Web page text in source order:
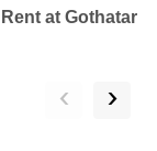
at Gothatar
‹ ›